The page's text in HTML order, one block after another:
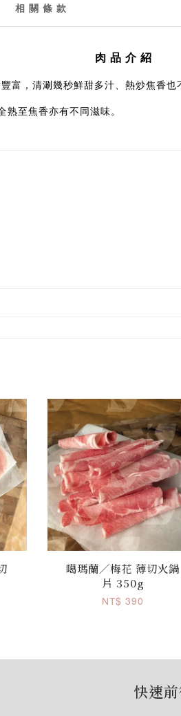
相 關 條 款
肉 品 介 紹
，清涮幾秒鮮甜多汁、熱炒焦香
至焦香亦有不同滋味。
噶瑪蘭／梅花 薄切火鍋
片 350g
NT$ 390
快速